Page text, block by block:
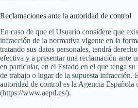
Reclamaciones ante la autoridad de control
En caso de que el Usuario considere que
infracción de la normativa vigente en la
tratando sus datos personales, tendrá
efectiva y a presentar una reclamación ante
en particular, en el Estado en el que tenga
de trabajo o lugar de la supuesta infracción.
autoridad de control es la Agencia Española
(https://www.aepd.es/).